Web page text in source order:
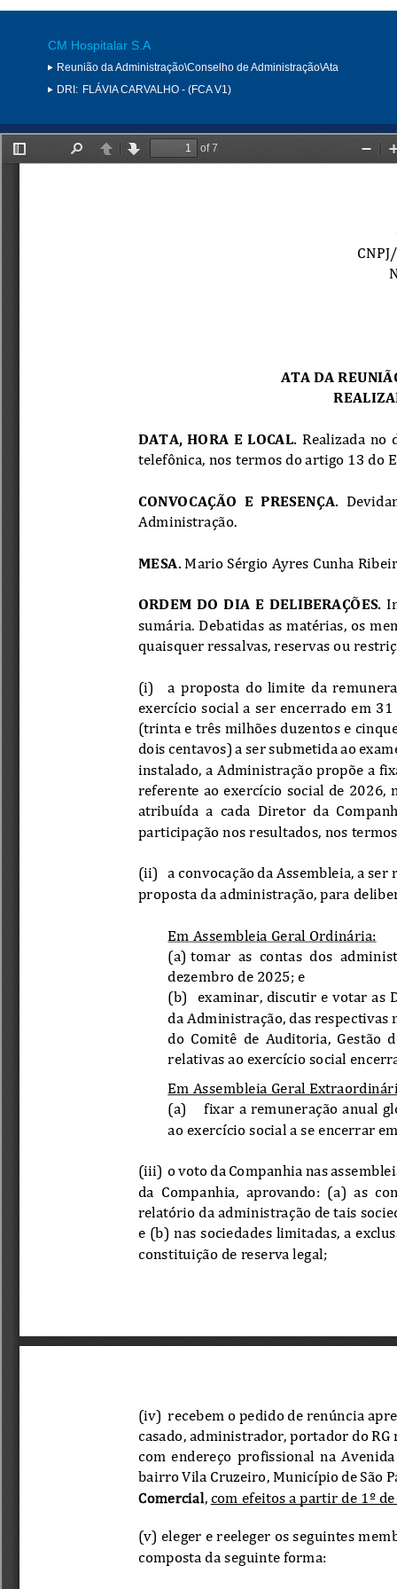
CM Hospitalar S.A
Reunião da Administração\Conselho de Administração\Ata
DRI: FLÁVIA CARVALHO - (FCA V1)